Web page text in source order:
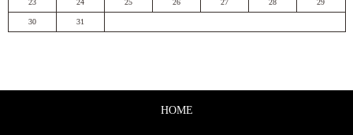
23 24 25 26 27 28 29
30 31
HOME